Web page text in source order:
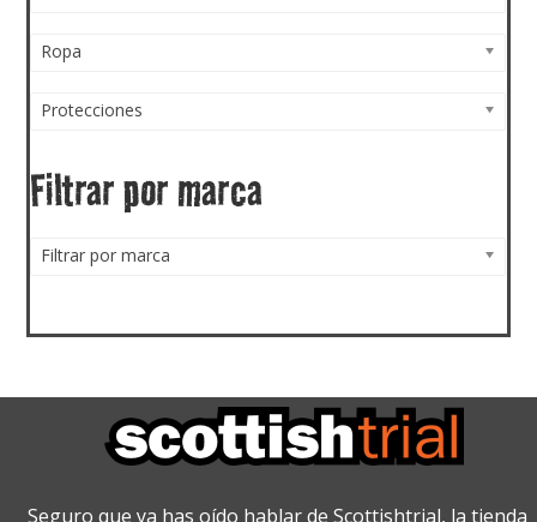
Ropa
Protecciones
Filtrar por marca
Filtrar por marca
Seguro que ya has oído hablar de Scottishtrial, la tienda